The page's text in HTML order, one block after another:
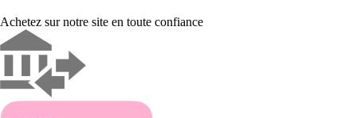
Achetez sur notre site en toute confiance